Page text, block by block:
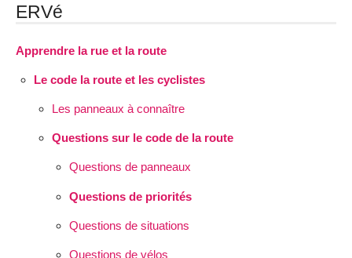
ERVé
Apprendre la rue et la route
Le code la route et les cyclistes
Les panneaux à connaître
Questions sur le code de la route
Questions de panneaux
Questions de priorités
Questions de situations
Questions de vélos